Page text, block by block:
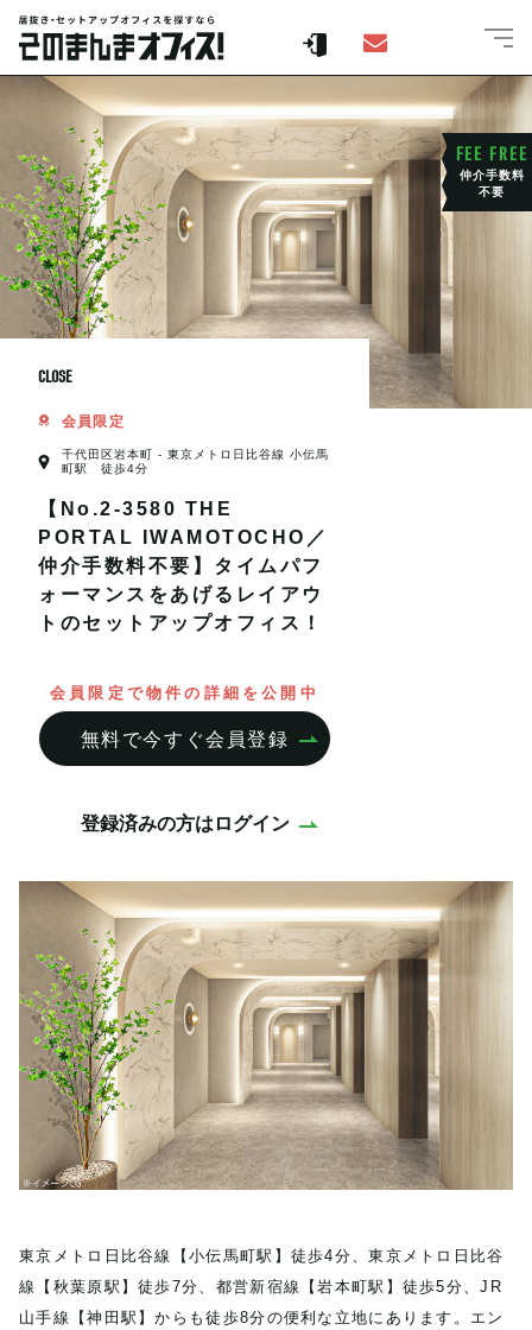
FEE FREE
仲介手数料
不要
CLOSE
会員限定
千代田区岩本町 - 東京メトロ日比谷線 小伝馬
町駅 徒歩4分
【No.2-3580 THE
PORTAL IWAMOTOCHO／
仲介手数料不要】タイムパフ
ォーマンスをあげるレイアウ
トのセットアップオフィス！
会員限定で物件の詳細を公開中
無料で今すぐ会員登録
登録済みの方はログイン
東京メトロ日比谷線【小伝馬町駅】徒歩4分、東京メトロ日比谷
線【秋葉原駅】徒歩7分、都営新宿線【岩本町駅】徒歩5分、JR
山手線【神田駅】からも徒歩8分の便利な立地にあります。エン